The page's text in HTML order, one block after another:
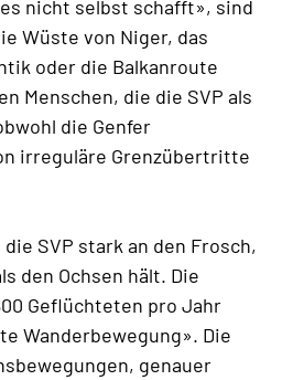
nicht selbst schafft», sind
Wüste von Niger, das
oder die Balkanroute
Menschen, die die SVP als
die Genfer
irreguläre Grenzübertritte
SVP stark an den Frosch,
den Ochsen hält. Die
Geflüchteten pro Jahr
Wanderbewegung». Die
genauer